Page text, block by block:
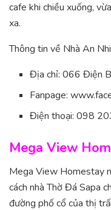
cafe khi chiều xuống,
xa.
Thông tin về Nhà An
Địa chỉ: 066 Điện
Fanpage:
Điện thoại: 098
Mega View
Mega View Homestay
cách nhà Thờ Đá Sapa
đường phố cổ của thị